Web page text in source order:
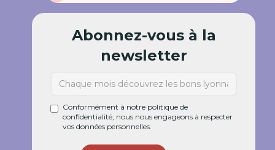
Abonnez-vous à la
newsletter
Conformément à notre politique de
confidentialité, nous nous engageons à respecter
vos données personnelles.